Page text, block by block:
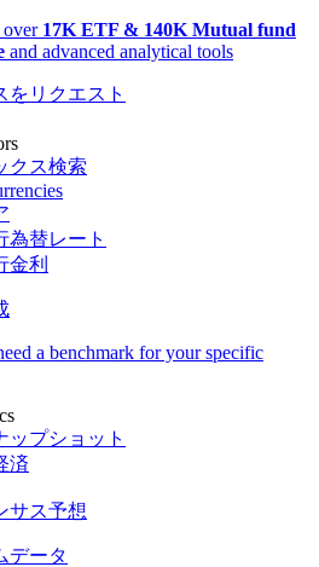
over 17K ETF & 140K Mutual fund
and advanced analytical tools
をリクエスト
クス検索
為替レート
金利
a benchmark for your specific
ップショット
済
サス予想
データ